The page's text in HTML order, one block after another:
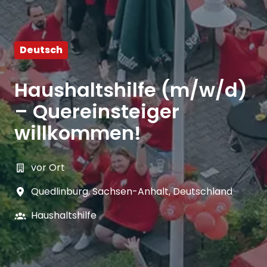
Deutsch
Haushaltshilfe (m/w/d)
– Quereinsteiger
willkommen!
vor Ort
Quedlinburg,Sachsen-Anhalt,Deutschland
Haushaltshilfe